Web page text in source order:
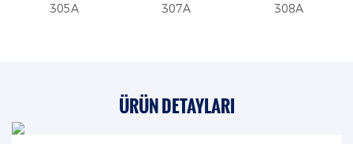
305A 307A 308A
ÜRÜN DETAYLARI